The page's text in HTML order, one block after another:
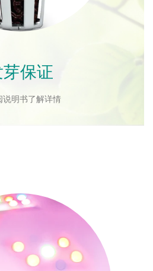
芽保证
说明书了解详情